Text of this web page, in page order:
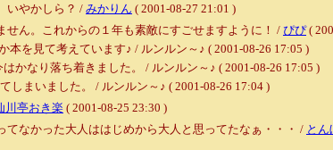
いやかしら？ / みかりん ( 2001-08-27 21:01 )
ん。これからの１年も素敵にすごせますように！ / ぴぴ(
を見て考えています♪ / ルンルン～♪ ( 2001-08-26 17:05 )
なり落ち着きました。 / ルンルン～♪ ( 2001-08-26 17:05 )
まいました。 / ルンルン～♪ ( 2001-08-26 17:04 )
川亭おき楽 ( 2001-08-25 23:30 )
なかった大人ははじめから大人と思ってたなぁ・・・ / とん